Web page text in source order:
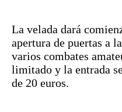
La velada dará
apertura de puertas a
varios combates
limitado y la entrada
de 20 euros.